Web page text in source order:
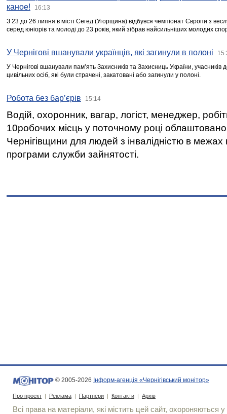
каное!
16:13
З 23 до 26 липня в місті Сегед (Угорщина) відбувся чемпіонат Європи з
серед юніорів та молоді до 23 років, який зібрав найсильніших молодих
У Чернігові вшанували українців, які загинули в полоні
У Чернігові вшанували пам’ять Захисників та Захисниць України,
цивільних осіб, які були страчені, закатовані або загинули у полоні.
Робота без бар’єрів 15:14
Водій, охоронник, вагар, логіст, менеджер,
10робочих місць у поточному році
Чернігівщини для людей з інвалідністю в межах
програми служби зайнятості.
© 2005-2026 Інформ-агенція «Чернігівський монітор»
Про проект | Реклама | Партнери | Контакти | Архів
Всі права на матеріали, які містить цей сайт, охороняються у